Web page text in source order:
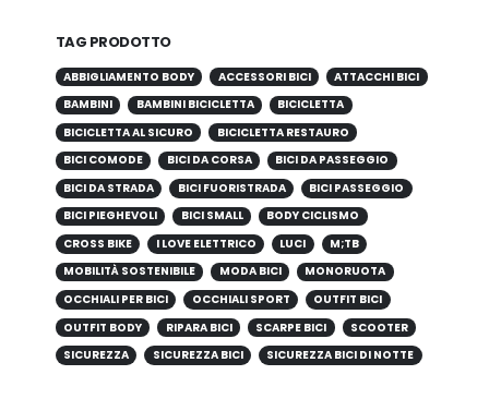
TAG PRODOTTO
ABBIGLIAMENTO BODY ACCESSORI BICI
ATTACCHI BICI
BAMBINI
BAMBINI BICICLETTA
BICICLETTA
BICICLETTA AL SICURO
BICICLETTA RESTAURO
BICI COMODE
BICI DA CORSA
BICI DA PASSEGGIO
BICI DA STRADA
BICI FUORISTRADA
BICI PASSEGGIO
BICI PIEGHEVOLI
BICI SMALL
BODY CICLISMO
CROSS BIKE
I LOVE ELETTRICO LUCI
M;TB
MOBILITÀ SOSTENIBILE
MODA BICI
MONORUOTA
OCCHIALI PER BICI
OCCHIALI SPORT
OUTFIT BICI
OUTFIT BODY
RIPARA BICI SCARPE BICI
SCOOTER
SICUREZZA
SICUREZZA BICI SICUREZZA BICI DI NOTTE